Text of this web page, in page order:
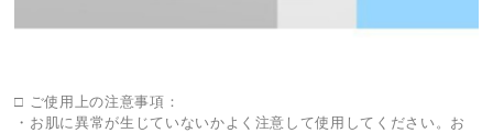
□ ご使用上の注意事項：
・お肌に異常が生じていないかよく注意して使用してください。お